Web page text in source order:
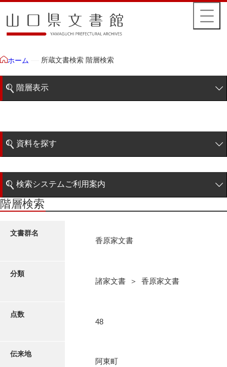
ホーム 所蔵文書検索 階層検索
階層表示
藩政文書
特定歴史公文書
諸家文書
資料を探す
階層検索
近代刊行写真帳類
検索システムご利用案内
検索システムの利用について
更新履歴
階層検索
文書群名
香原家文書
分類
諸家文書 ＞ 香原家文書
点数
48
伝来地
阿東町